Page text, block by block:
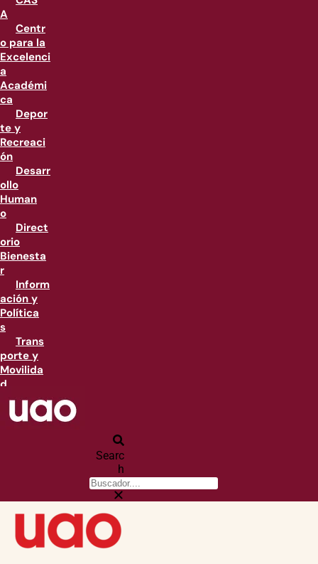
A
Centr
o para la
Excelenci
a
Académi
ca
Depor
te y
Recreaci
ón
Desarr
ollo
Human
o
Direct
orio
Bienesta
r
Inform
ación y
Política
s
Trans
porte y
Movilida
d
Searc
h